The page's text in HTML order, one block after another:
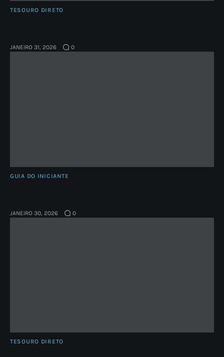
TESOURO DIRETO
JANEIRO 31, 2026 0
GUIA DO INICIANTE
JANEIRO 30, 2026 0
TESOURO DIRETO